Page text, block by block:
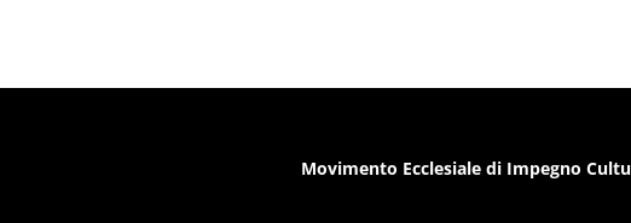
Movimento Ecclesiale di Impegno